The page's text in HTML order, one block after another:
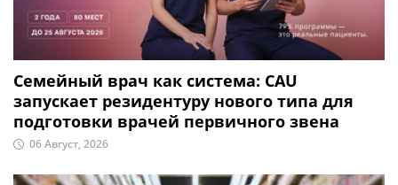
Семейный врач как система: CAU
запускает резидентуру нового типа для
подготовки врачей первичного звена
06 Август, 2026